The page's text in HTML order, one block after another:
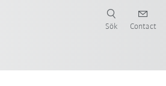
Sök Contact